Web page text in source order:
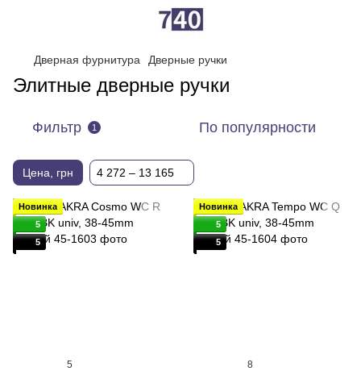
Дверная фурнитура Дверные ручки
Элитные дверные ручки
Фильтр 1 По популярности
Цена, грн 4 272 – 13 165
Новинка
5
5
5
Новинка
5
5
8